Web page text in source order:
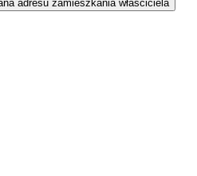
adresu zamieszkania właściciela